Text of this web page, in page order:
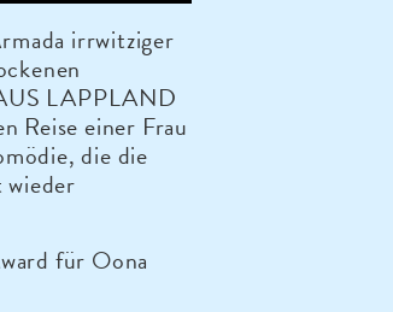
irrwitziger
LAPPLAND
Reise einer Frau
die die
für Oona